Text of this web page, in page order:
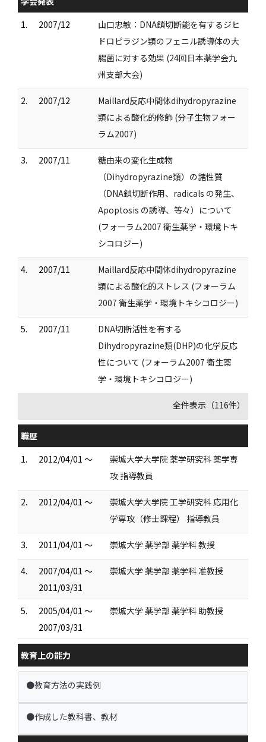
1.
2007/12
山口忠敏：DNA鎖切断能を有するジヒ
ドロピラジン類のフェニル誘導体の大
腸菌に対する効果 (24回日本薬学会九
州支部大会)
2. 2007/12
Maillard反応中間体dihydropyrazine
類による酸化的修飾 (分子生物フォー
ラム2007)
3. 2007/11
糖由来の変化生成物
（Dihydropyrazine類）の諸性質
（DNA鎖切断作用、radicals の発生、
Apoptosis の誘導、等々）について
(フォーラム2007 衛生薬学・環境トキ
シコロジー)
4. 2007/11
Maillard反応中間体dihydropyrazine
類による酸化的ストレス (フォーラム
2007 衛生薬学・環境トキシコロジー)
5. 2007/11
DNA切断活性を有する
Dihydropyrazine類(DHP)の化学反応
性について (フォーラム2007 衛生薬
学・環境トキシコロジー)
全件表示（116件）
職歴
1.
2012/04/01 ～
崇城大学大学院 薬学研究科 薬学専
攻 指導教員
2. 2012/04/01 ～
崇城大学大学院 工学研究科 応用化
学専攻（修士課程） 指導教員
3. 2011/04/01 ～ 崇城大学 薬学部 薬学科 教授
4.
2007/04/01 ～
2011/03/31
崇城大学 薬学部 薬学科 准教授
5.
2005/04/01 ～
2007/03/31
崇城大学 薬学部 薬学科 助教授
教育上の能力
●教育方法の実践例
●作成した教科書、教材